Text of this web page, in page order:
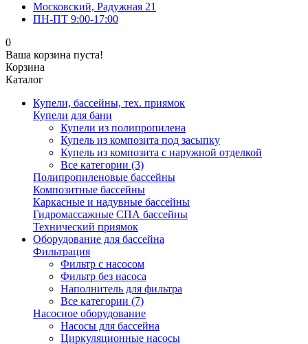
Московский, Радужная 21
ПН-ПТ 9:00-17:00
0
Ваша корзина пуста!
Корзина
Каталог
Купели, бассейны, тех. приямок
Купели для бани
Купели из полипропилена
Купель из композита под засыпку
Купель из композита с наружной отделкой
Все категории (3)
Полипропиленовые бассейны
Композитные бассейны
Каркасные и надувные бассейны
Гидромассажные СПА бассейны
Технический приямок
Оборудование для бассейна
Фильтрация
Фильтр с насосом
Фильтр без насоса
Наполнитель для фильтра
Все категории (7)
Насосное оборудование
Насосы для бассейна
Циркуляционные насосы